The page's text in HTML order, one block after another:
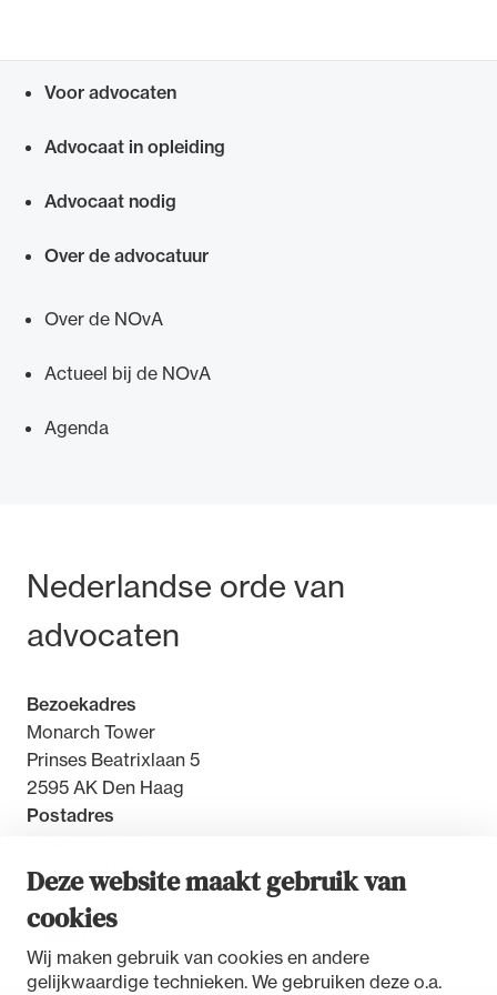
Deze website maakt gebruik van
cookies
Wij maken gebruik van cookies en andere
gelijkwaardige technieken. We gebruiken deze o.a.
professionele ontwikkeling van de deelnemende
advocaten en tenminste de helft van de groep uit
Voor advocaten
Advocaat in opleiding
Advocaat nodig
Over de advocatuur
Over de NOvA
Actueel bij de NOvA
Agenda
Bezoek- en postadres
Nederlandse orde van
advocaten
Bezoekadres
Monarch Tower
Prinses Beatrixlaan 5
2595 AK Den Haag
Postadres
2500 GW Den Haag